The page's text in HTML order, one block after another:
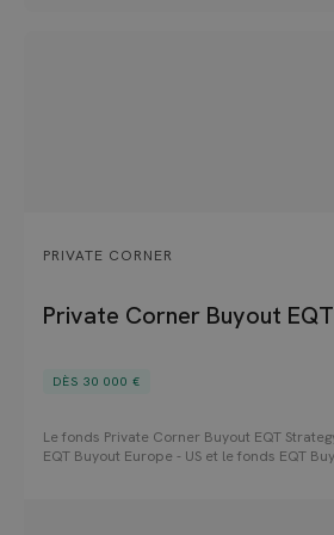
PRIVATE CORNER
Private Corner Buyout
DÈS 30 000 €
Le fonds Private Corner Buyout EQT
EQT Buyout Europe - US et le fonds EQT